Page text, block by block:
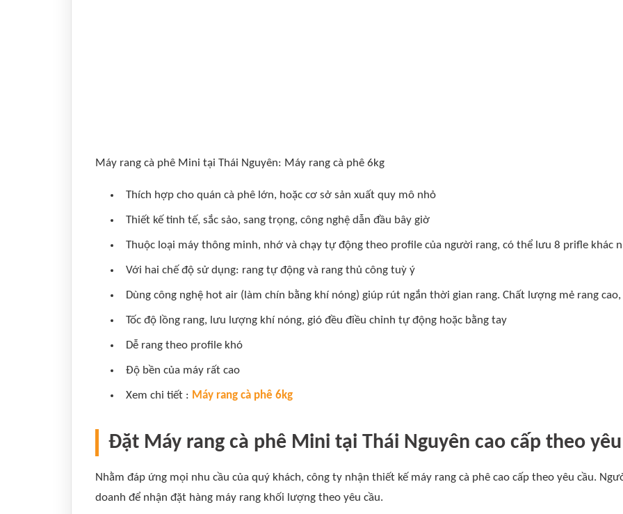
Máy rang cà phê Mini tại Thái Nguyên: Máy rang cà phê 6kg
Thích hợp cho quán cà phê lớn, hoặc cơ sở sản xuất quy mô nhỏ
Thiết kế tinh tế, sắc sảo, sang trọng, công nghệ dẫn đầu bây giờ
Thuộc loại máy thông minh, nhớ và chạy tự động theo profile của người rang, có thể lưu 8 prifle khác
Với hai chế độ sử dụng: rang tự động và rang thủ công tuỳ ý
Dùng công nghệ hot air (làm chín bằng khí nóng) giúp rút ngắn thời gian rang. Chất lượng mẻ rang
Tốc độ lồng rang, lưu lượng khí nóng, gió đều điều chỉnh tự động hoặc bằng tay
Dễ rang theo profile khó
Độ bền của máy rất cao
Xem chi tiết : Máy rang cà phê 6kg
Đặt Máy rang cà phê Mini tại Thái Nguyên cao cấp theo
Nhằm đáp ứng mọi nhu cầu của quý khách, công ty nhận thiết kế máy rang cà phê cao cấp theo yêu cầu.
doanh để nhận đặt hàng máy rang khối lượng theo yêu cầu.